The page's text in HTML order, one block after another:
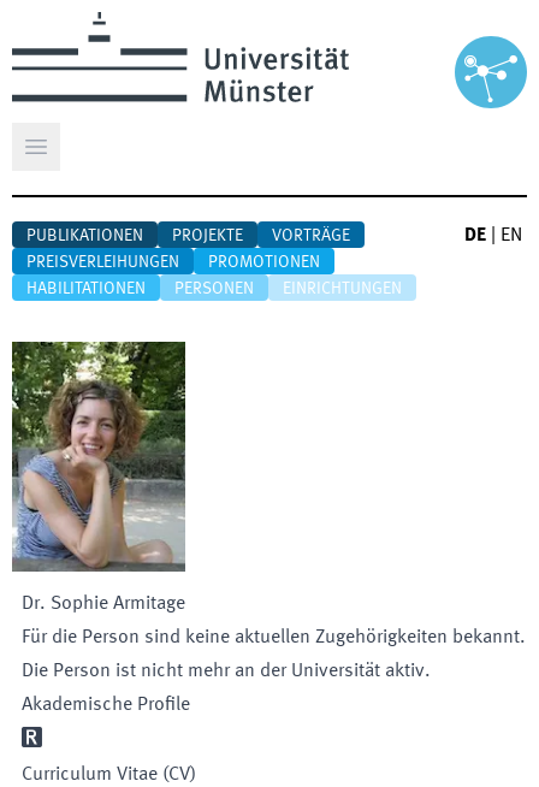
Hauptmenü öffnen
PUBLIKATIONEN PROJEKTE
VORTRÄGE
PREISVERLEIHUNGEN
PROMOTIONEN
HABILITATIONEN
PERSONEN EINRICHTUNGEN
DE EN
Dr. Sophie Armitage
Für die Person sind keine aktuellen Zugehörigkeiten bekannt.
Die Person ist nicht mehr an der Universität aktiv.
Akademische Profile
R
Curriculum Vitae (CV)